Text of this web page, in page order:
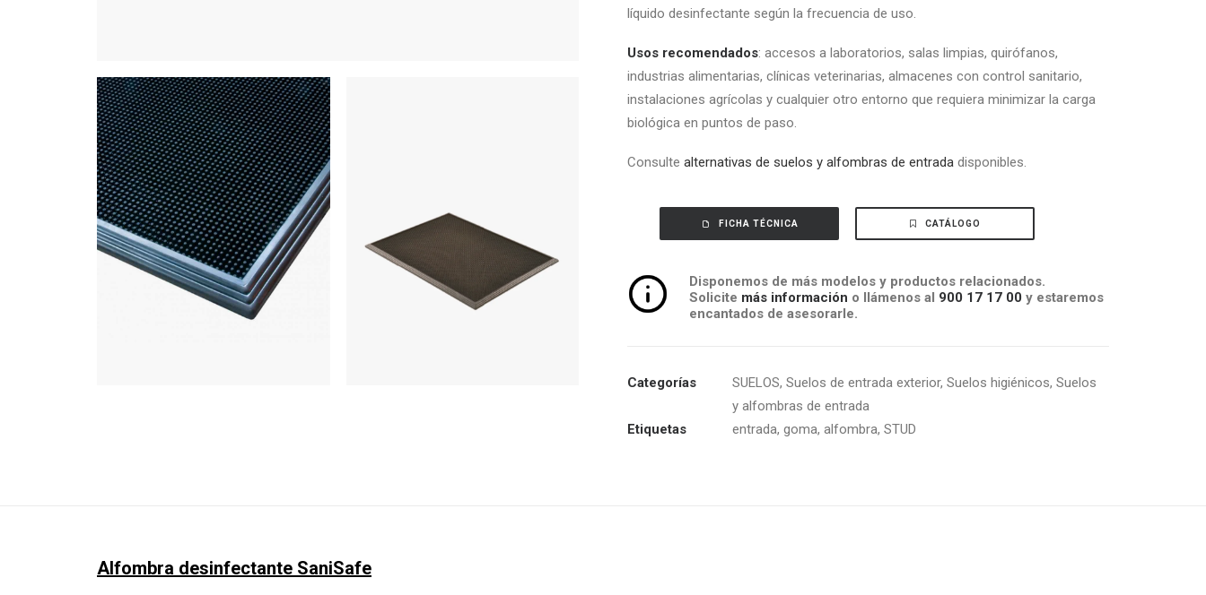
líquido desinfectante según la frecuencia de uso.
Usos recomendados: accesos a laboratorios, salas limpias, quirófanos,
industrias alimentarias, clínicas veterinarias, almacenes con control sanitario,
instalaciones agrícolas y cualquier otro entorno que requiera minimizar la carga
biológica en puntos de paso.
Consulte alternativas de suelos y alfombras de entrada disponibles.
FICHA TÉCNICA CATÁLOGO
Disponemos de más modelos y productos relacionados.
Solicite más información o llámenos al 900 17 17 00 y estaremos
encantados de asesorarle.
Categorías SUELOS, Suelos de entrada exterior, Suelos higiénicos, Suelos
y alfombras de entrada
Etiquetas
entrada, goma, alfombra, STUD
Alfombra desinfectante SaniSafe